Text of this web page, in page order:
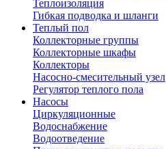
Теплоизоляция
Гибкая подводка и шланги
Теплый пол
Коллекторные группы
Коллекторные шкафы
Коллекторы
Насосно-смесительный узел
Регулятор теплого пола
Насосы
Циркуляционные
Водоснабжение
Водоотведение